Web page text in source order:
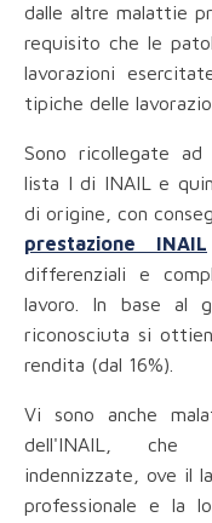
dalle altre malattie
requisito che le
lavorazioni
tipiche delle
Sono ricollegate ad
lista I di INAIL e
di origine, con
prestazione INAIL
differenziali e
lavoro. In base al
riconosciuta si
rendita (dal 16%).
Vi sono anche
dell'INAIL, che
indennizzate, ove il
professionale e la